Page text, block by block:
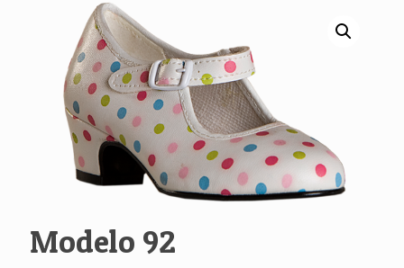
Modelo 92